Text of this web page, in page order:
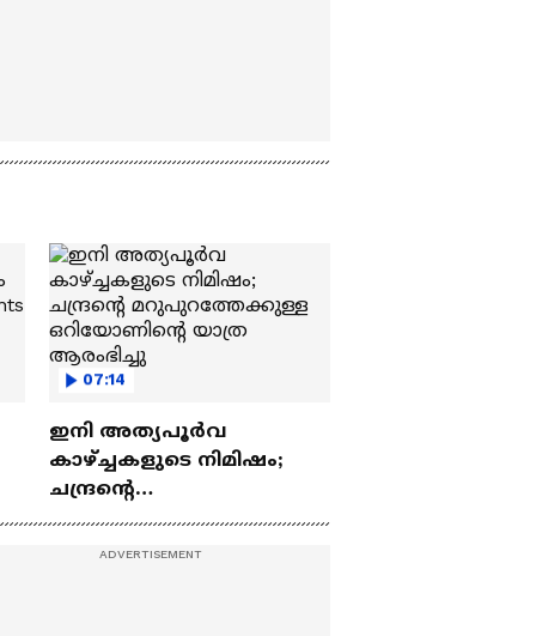
07:14
ഇനി അത്യപൂര്‍വ
കാഴ്ച്ചകളുടെ നിമിഷം;
ചന്ദ്രന്റെ